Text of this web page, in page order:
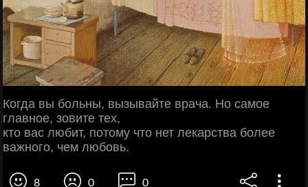
Когда вы больны, вызывайте врача. Но самое
главное, зовите тех,
кто вас любит, потому что нет лекарства более
важного, чем любовь.
8 0 0